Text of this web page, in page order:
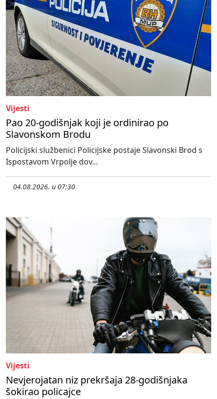
Vijesti
Pao 20-godišnjak koji je ordinirao po
Slavonskom Brodu
Policijski službenici Policijske postaje Slavonski Brod s
Ispostavom Vrpolje dov...
04.08.2026. u 07:30
Vijesti
Nevjerojatan niz prekršaja 28-godišnjaka
šokirao policajce